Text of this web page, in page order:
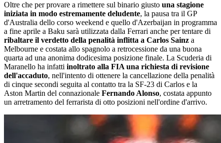
Oltre che per provare a rimettere sul binario giusto una stagione
iniziata in modo estremamente deludente, la pausa tra il GP
d'Australia dello corso weekend e quello d'Azerbaijan in programma
a fine aprile a Baku sarà utilizzata dalla Ferrari anche per tentare di
ribaltare il verdetto della penalità inflitta a Carlos Sainz a
Melbourne e costata allo spagnolo a retrocessione da una buona
quarta ad una anonima dodicesima posizione finale. La Scuderia di
Maranello ha infatti inoltrato alla FIA una richiesta di revisione
dell'accaduto, nell'intento di ottenere la cancellazione della penalità
di cinque secondi seguita al contatto tra la SF-23 di Carlos e la
Aston Martin del connazionale Fernando Alonso, costata appunto
un arretramento del ferrarista di otto posizioni nell'ordine d'arrivo.